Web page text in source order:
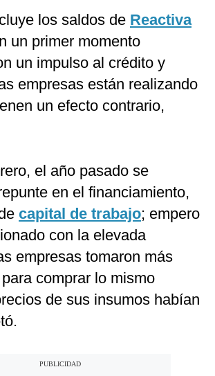
los saldos de Reactiva
un primer momento
un impulso al crédito y
empresas están realizando
un efecto contrario,
el año pasado se
en el financiamiento,
capital de trabajo; empero
con la elevada
empresas tomaron más
comprar lo mismo
de sus insumos habían